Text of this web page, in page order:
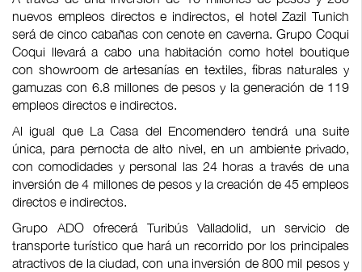
nuevos empleos directos e indirectos, el hotel Zazil Tunich
será de cinco cabañas con cenote en caverna. Grupo Coqui
Coqui llevará a cabo una habitación como hotel boutique
con showroom de artesanías en textiles, fibras naturales y
gamuzas con 6.8 millones de pesos y la generación de 119
empleos directos e indirectos.
Al igual que La Casa del Encomendero tendrá una suite
única, para pernocta de alto nivel, en un ambiente privado,
con comodidades y personal las 24 horas a través de una
inversión de 4 millones de pesos y la creación de 45 empleos
directos e indirectos.
Grupo ADO ofrecerá Turibús Valladolid, un servicio de
transporte turístico que hará un recorrido por los principales
atractivos de la ciudad, con una inversión de 800 mil pesos y